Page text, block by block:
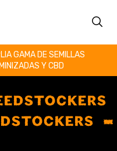
GAMA DE SEMILLAS
Y CBD